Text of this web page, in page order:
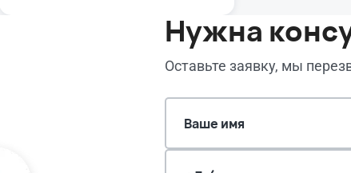
Нужна
Оставьте заявку, мы
Ваше имя